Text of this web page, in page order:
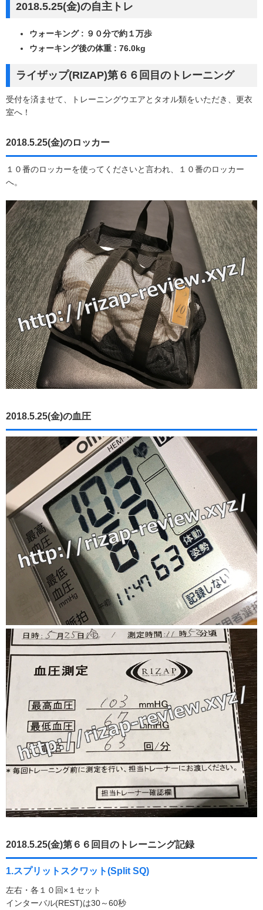
2018.5.25(金)の自主トレ
ウォーキング : ９０分で約１万歩
ウォーキング後の体重 : 76.0kg
ライザップ(RIZAP)第６６回目のトレーニング
受付を済ませて、トレーニングウエアとタオル類をいただき、更衣
室へ！
2018.5.25(金)のロッカー
１０番のロッカーを使ってくださいと言われ、１０番のロッカー
へ。
2018.5.25(金)の血圧
2018.5.25(金)第６６回目のトレーニング記録
1.スプリットスクワット(Split SQ)
左右・各１０回×１セット
インターバル(REST)は30～60秒